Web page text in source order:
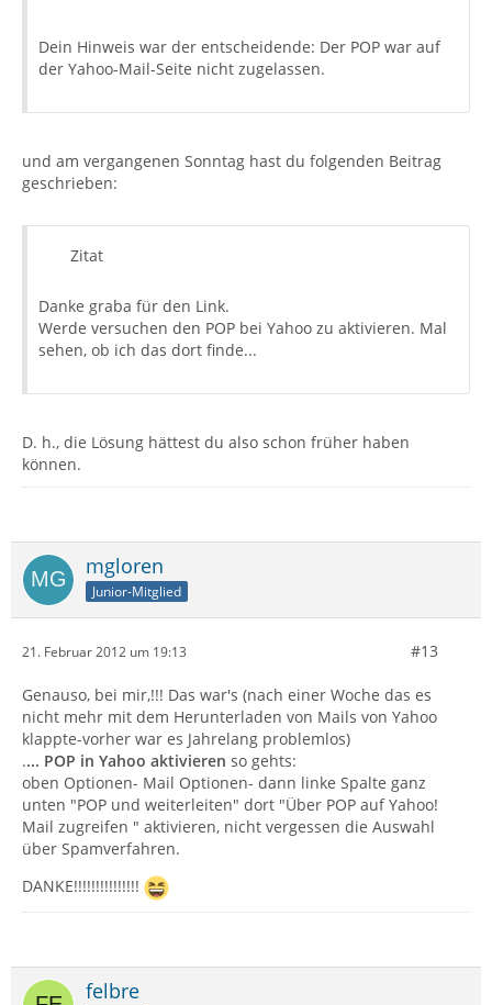
Dein Hinweis war der entscheidende: Der POP war auf
der Yahoo-Mail-Seite nicht zugelassen.
und am vergangenen Sonntag hast du folgenden Beitrag
geschrieben:
Zitat
Danke graba für den Link.
Werde versuchen den POP bei Yahoo zu aktivieren. Mal
sehen, ob ich das dort finde...
D. h., die Lösung hättest du also schon früher haben
können.
mgloren
Junior-Mitglied
21. Februar 2012 um 19:13 #13
Genauso, bei mir,!!! Das war's (nach einer Woche das es
nicht mehr mit dem Herunterladen von Mails von Yahoo
klappte-vorher war es Jahrelang problemlos)
.... POP in Yahoo aktivieren so gehts:
oben Optionen- Mail Optionen- dann linke Spalte ganz
unten "POP und weiterleiten" dort "Über POP auf Yahoo!
Mail zugreifen " aktivieren, nicht vergessen die Auswahl
über Spamverfahren.
DANKE!!!!!!!!!!!!!!!
felbre